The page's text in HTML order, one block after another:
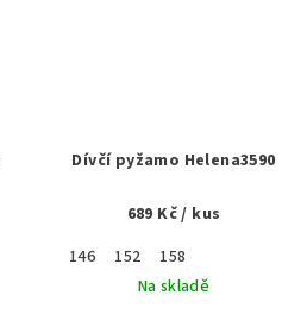
Dívčí pyžamo Helena3590
689 Kč/ kus
146
152
158
Na skladě